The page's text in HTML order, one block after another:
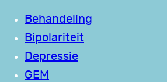
Behandeling
Bipolariteit
Depressie
GEM